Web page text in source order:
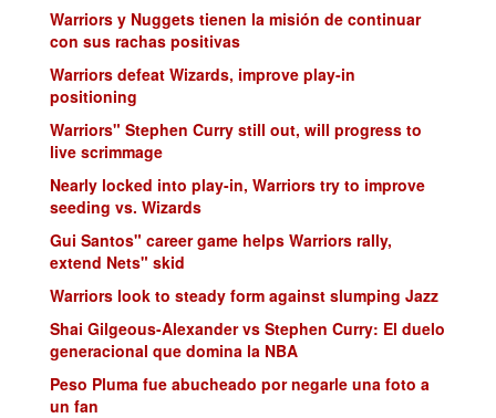
Warriors y Nuggets tienen la misión de continuar
con sus rachas positivas
Warriors defeat Wizards, improve play-in
positioning
Warriors" Stephen Curry still out, will progress to
live scrimmage
Nearly locked into play-in, Warriors try to improve
seeding vs. Wizards
Gui Santos" career game helps Warriors rally,
extend Nets" skid
Warriors look to steady form against slumping Jazz
Shai Gilgeous-Alexander vs Stephen Curry: El duelo
generacional que domina la NBA
Peso Pluma fue abucheado por negarle una foto a
un fan